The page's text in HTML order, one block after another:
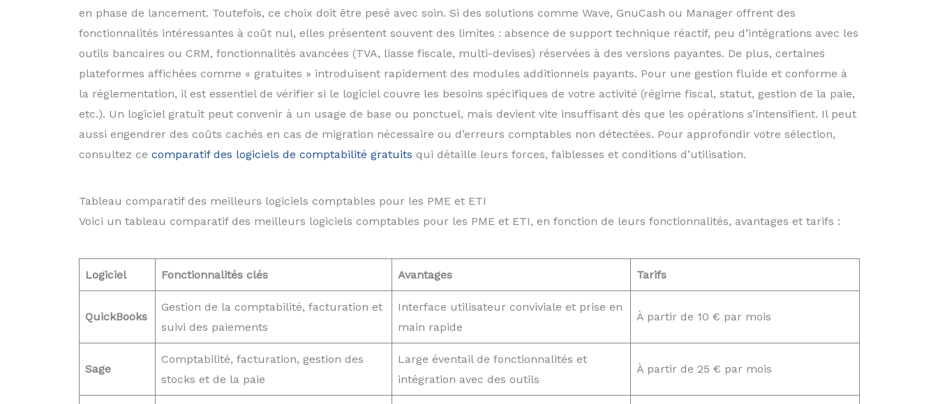
en phase de lancement. Toutefois, ce choix doit être pesé avec soin. Si des solutions comme Wave, GnuCash ou Manager offrent des
fonctionnalités intéressantes à coût nul, elles présentent souvent des limites : absence de support technique réactif, peu d’intégrations avec les
outils bancaires ou CRM, fonctionnalités avancées (TVA, liasse fiscale, multi-devises) réservées à des versions payantes. De plus, certaines
plateformes affichées comme « gratuites » introduisent rapidement des modules additionnels payants. Pour une gestion fluide et conforme à
la réglementation, il est essentiel de vérifier si le logiciel couvre les besoins spécifiques de votre activité (régime fiscal, statut, gestion de la paie,
etc.). Un logiciel gratuit peut convenir à un usage de base ou ponctuel, mais devient vite insuffisant dès que les opérations s’intensifient. Il peut
aussi engendrer des coûts cachés en cas de migration nécessaire ou d’erreurs comptables non détectées. Pour approfondir votre sélection,
consultez ce comparatif des logiciels de comptabilité gratuits qui détaille leurs forces, faiblesses et conditions d’utilisation.
Tableau comparatif des meilleurs logiciels comptables pour les PME et ETI
Voici un tableau comparatif des meilleurs logiciels comptables pour les PME et ETI, en fonction de leurs fonctionnalités, avantages et tarifs :
Logiciel Fonctionnalités clés Avantages Tarifs
QuickBooks
Gestion de la comptabilité, facturation et
suivi des paiements
Interface utilisateur conviviale et prise en
main rapide
À partir de 10 € par mois
Sage
Comptabilité, facturation, gestion des
stocks et de la paie
Large éventail de fonctionnalités et
intégration avec des outils
À partir de 25 € par mois